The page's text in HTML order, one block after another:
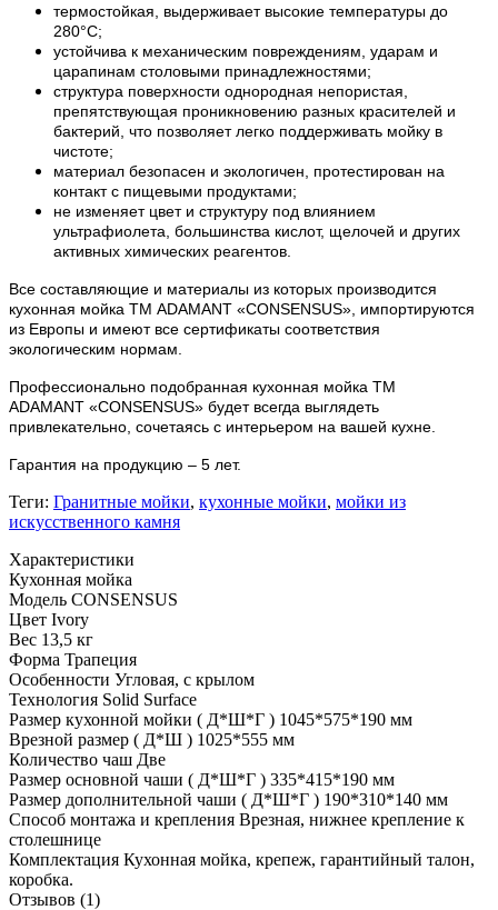
термостойкая, выдерживает высокие температуры до
280°С;
устойчива к механическим повреждениям, ударам и
царапинам столовыми принадлежностями;
структура поверхности однородная непористая,
препятствующая проникновению разных красителей и
бактерий, что позволяет легко поддерживать мойку в
чистоте;
материал безопасен и экологичен, протестирован на
контакт с пищевыми продуктами;
не изменяет цвет и структуру под влиянием
ультрафиолета, большинства кислот, щелочей и других
активных химических реагентов.
Все составляющие и материалы из которых производится
кухонная мойка ТМ ADAMANT «CONSENSUS», импортируются
из Европы и имеют все сертификаты соответствия
экологическим нормам.
Профессионально подобранная кухонная мойка ТМ
ADAMANT «CONSENSUS» будет всегда выглядеть
привлекательно, сочетаясь с интерьером на вашей кухне.
Гарантия на продукцию – 5 лет.
Теги: Гранитные мойки, кухонные мойки, мойки из
искусственного камня
Характеристики
Кухонная мойка
Модель CONSENSUS
Цвет Ivory
Вес 13,5 кг
Форма Трапеция
Особенности Угловая, с крылом
Технология Solid Surface
Размер кухонной мойки ( Д*Ш*Г ) 1045*575*190 мм
Врезной размер ( Д*Ш ) 1025*555 мм
Количество чаш Две
Размер основной чаши ( Д*Ш*Г ) 335*415*190 мм
Размер дополнительной чаши ( Д*Ш*Г ) 190*310*140 мм
Способ монтажа и крепления Врезная, нижнее крепление к
столешнице
Комплектация Кухонная мойка, крепеж, гарантийный талон,
коробка.
Отзывов (1)